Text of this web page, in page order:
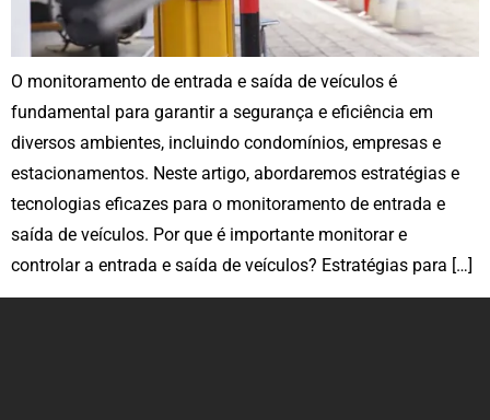
O monitoramento de entrada e saída de veículos é
fundamental para garantir a segurança e eficiência em
diversos ambientes, incluindo condomínios, empresas e
estacionamentos. Neste artigo, abordaremos estratégias e
tecnologias eficazes para o monitoramento de entrada e
saída de veículos. Por que é importante monitorar e
controlar a entrada e saída de veículos? Estratégias para […]